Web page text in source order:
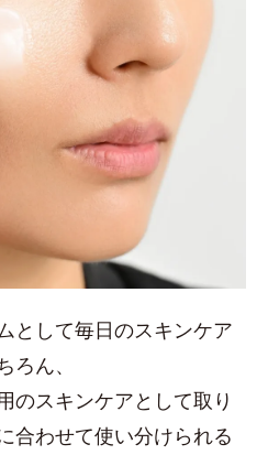
として毎日のスキンケア
ん、
のスキンケアとして取り
合わせて使い分けられる